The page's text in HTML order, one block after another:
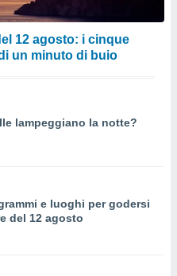
12 agosto: i cinque
un minuto di buio
lampeggiano la notte?
e luoghi per godersi
del 12 agosto